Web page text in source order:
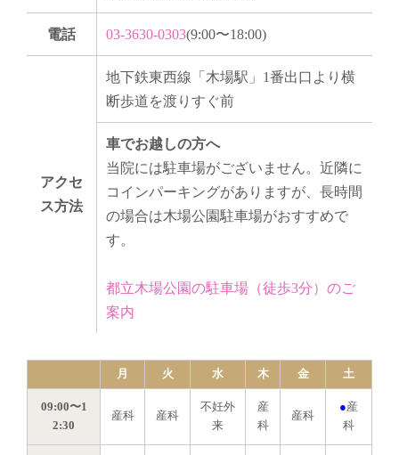
電話 03-3630-0303(9:00〜18:00)
アクセ
ス方法
地下鉄東西線「木場駅」1番出口より横
断歩道を渡りすぐ前
車でお越しの方へ
当院には駐車場がございません。近隣に
コインパーキングがありますが、長時間
の場合は木場公園駐車場がおすすめで
す。
都立木場公園の駐車場（徒歩3分）のご
案内
月 火 水 木 金 土
09:00〜1
2:30
産科 産科
不妊外
来
産
科
産科
●産
科